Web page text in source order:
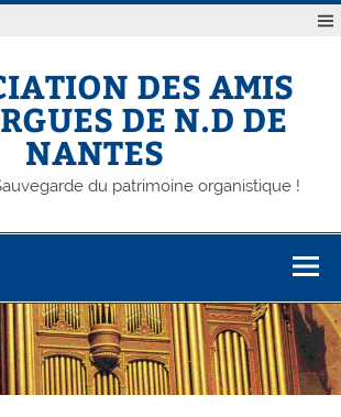
DES AMIS
DE N.D DE
NANTES
du patrimoine organistique !